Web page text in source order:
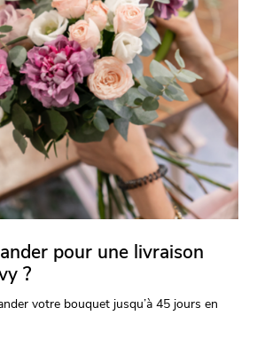
pour une livraison
?
votre bouquet jusqu’à 45 jours en